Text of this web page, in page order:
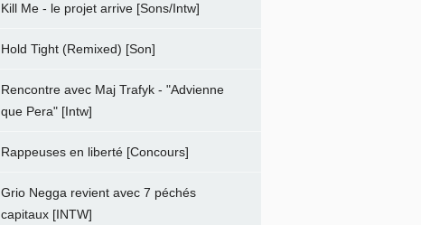
Kill Me - le projet arrive [Sons/Intw]
Hold Tight (Remixed) [Son]
Rencontre avec Maj Trafyk - "Advienne
que Pera" [Intw]
Rappeuses en liberté [Concours]
Grio Negga revient avec 7 péchés
capitaux [INTW]